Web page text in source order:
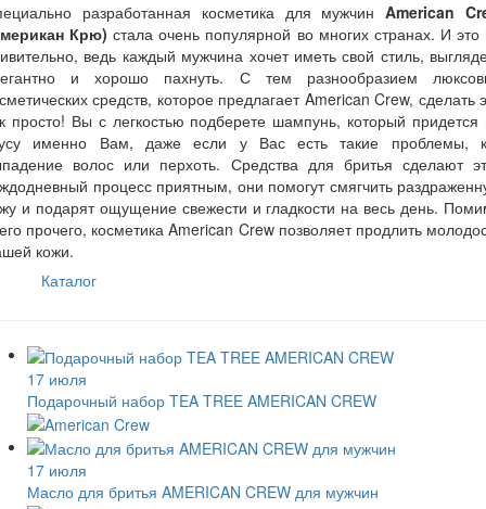
разработанная косметика для мужчинAmerican
Крю) стала очень популярной во многих странах. И это
ведь каждый мужчина хочет иметь свой стиль,
и хорошо пахнуть. С тем разнообразием
средств, которое предлагает American Crew, сделать
просто! Вы с легкостью подберете шампунь, который придется
именно Вам, даже если у Вас есть такие проблемы,
волос или перхоть. Средства для бритья сделают
процесс приятным, они помогут смягчить
и подарят ощущение свежести и гладкости на весь день.
прочего, косметика American Crew позволяет продлить
кожи.
Каталог
17 июля
Подарочный набор TEA TREE AMERICAN CREW
17 июля
Масло для бритья AMERICAN CREW для мужчин